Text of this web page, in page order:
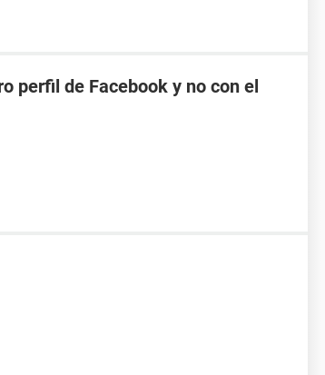
perfil de Facebook y no con el